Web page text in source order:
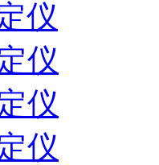
仪
仪
仪
仪